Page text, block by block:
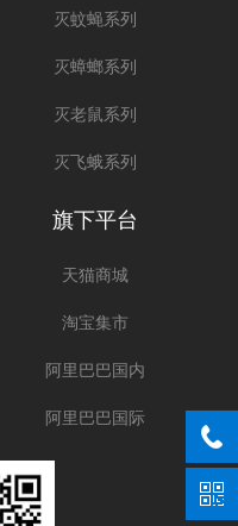
灭蚊蝇系列
灭蟑螂系列
灭老鼠系列
灭飞蛾系列
旗下平台
天猫商城
淘宝集市
阿里巴巴国内
阿里巴巴国际